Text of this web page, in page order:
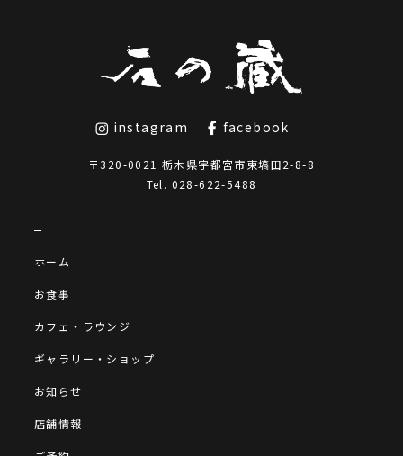
instagram facebook
〒320-0021 栃木県宇都宮市東塙田2-8-8
Tel. 028-622-5488
ホーム
お食事
カフェ・ラウンジ
ギャラリー・ショップ
お知らせ
店舗情報